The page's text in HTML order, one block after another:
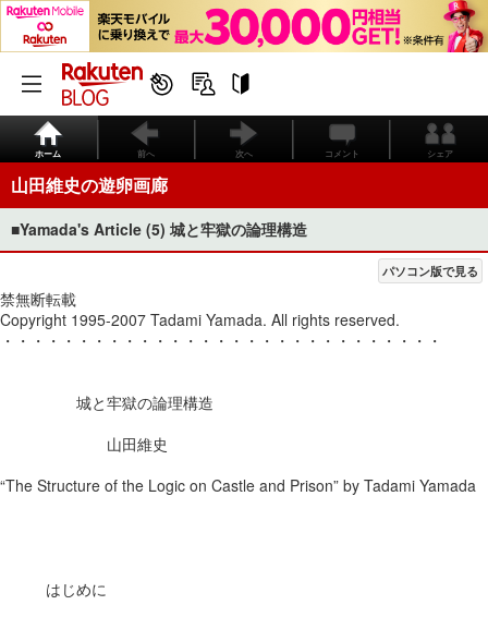
ホーム 前へ 次へ コメント シェア
山田維史の遊卵画廊
■Yamada's Article (5) 城と牢獄の論理構造
パソコン版で見る
禁無断転載
Copyright 1995-2007 Tadami Yamada. All rights reserved.
・・・・・・・・・・・・・・・・・・・・・・・・・・・・・
城と牢獄の論理構造
山田維史
“The Structure of the Logic on Castle and Prison” by Tadami Yamada
はじめに